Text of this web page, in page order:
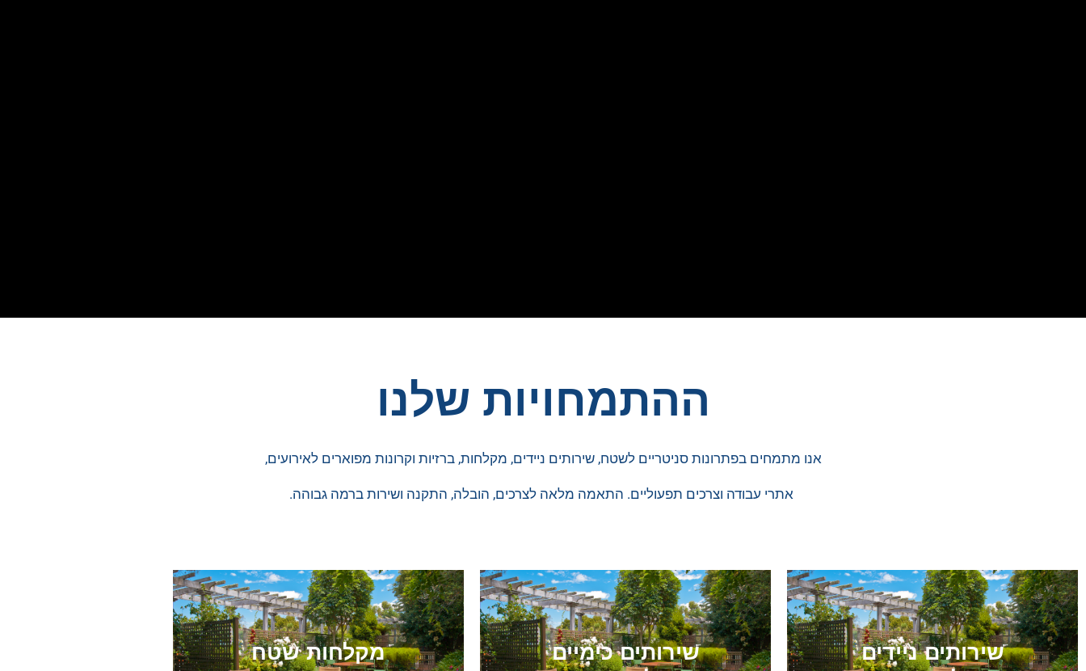
ההתמחויות שלנו
אנו מתמחים בפתרונות סניטריים לשטח, שירותים ניידים, מקלחות, ברזיות וקרונות מפוארים לאירועים,
אתרי עבודה וצרכים תפעוליים. התאמה מלאה לצרכים, הובלה, התקנה ושירות ברמה גבוהה.
שירותים ניידים
שירותים כימיים
מקלחות שטח